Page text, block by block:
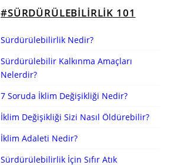
#SÜRDÜRÜLEBILIRLIK 101
Sürdürülebilirlik Nedir?
Sürdürülebilir Kalkınma Amaçları
Nelerdir?
7 Soruda İklim Değişikliği Nedir?
İklim Değişikliği Sizi Nasıl Öldürebilir?
İklim Adaleti Nedir?
Sürdürülebilirlik İçin Sıfır Atık